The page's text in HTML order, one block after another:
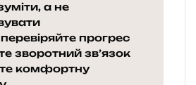
а не
прогрес
зворотний зв’язок
комфортну